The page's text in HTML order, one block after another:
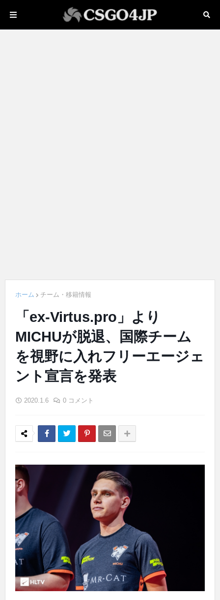
ホーム チーム・移籍情報
「ex-Virtus.pro」より
MICHUが脱退、国際チーム
を視野に入れフリーエージェ
ント宣言を発表
2020.1.6 0 コメント